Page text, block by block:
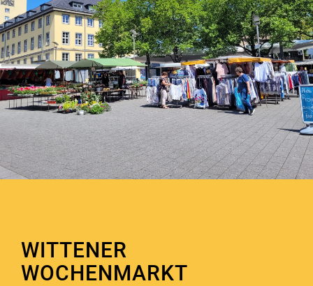
WITTENER
WOCHENMARKT